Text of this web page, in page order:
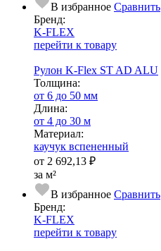
В избранное Сравнить
Бренд:
K-FLEX
перейти к товару
Рулон K-Flex ST AD ALU
Тол­щи­на:
от 6 до 50 мм
Длина:
от 4 до 30 м
Ма­­те­­ри­­ал:
каучук вспененный
от 2 692,13 ₽
за м²
В избранное Сравнить
Бренд:
K-FLEX
перейти к товару